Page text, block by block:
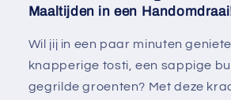
Maaltijden in een
Wil jij in een paar minuten
knapperige tosti, een sappige
gegrilde groenten? Met deze